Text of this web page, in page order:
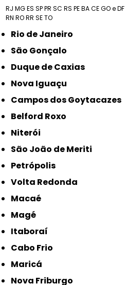
RJ MGES SPPR SC RS PEBACEGO e DF
RN RORR SETO
Rio de Janeiro
São Gonçalo
Duque de Caxias
Nova Iguaçu
Campos dos Goytacazes
Belford Roxo
Niterói
São João de Meriti
Petrópolis
Volta Redonda
Macaé
Magé
Itaboraí
Cabo Frio
Maricá
Nova Friburgo